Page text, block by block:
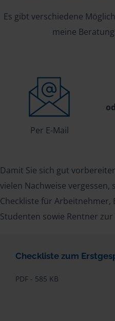
Es gibt verschiedene
meine
Per E-Mail
Damit Sie sich gut
vielen Nachweise
Checkliste für Arbeitnehmer,
Studenten sowie Rentner
Checkliste zum
PDF - 585 KB